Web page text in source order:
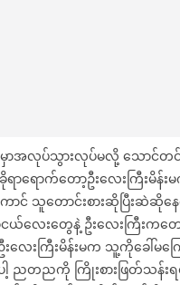
အလုပ်သွားလုပ်မလို့ သောင်တ
ောက်တော့ဦးလေးကြီးမိန်း
င် သူတောင်းစားဆိုပြီးဆဲဆို
ေးတွေနဲ့ ဦးလေးကြီးကတေ
ေးကြီးမိန်းမက သူ့ကိုခေါ်မကြွ
တညကို ကြိုးစားဖြတ်သန်းရ